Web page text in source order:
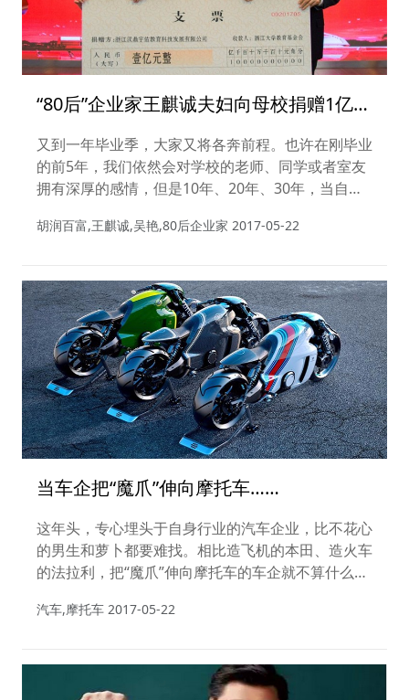
“80后”企业家王麒诚夫妇向母校捐赠1亿，
愿归来仍是鲜衣怒马
又到一年毕业季，大家又将各奔前程。也许在刚毕业
的前5年，我们依然会对学校的老师、同学或者室友
拥有深厚的感情，但是10年、20年、30年，当自己
有多少人会记得同窗同室的同学？又有多少人会回母
胡润百富,王麒诚,吴艳,80后企业家 2017-05-22
当车企把“魔爪”伸向摩托车……
这年头，专心埋头于自身行业的汽车企业，比不花心
的男生和萝卜都要难找。相比造飞机的本田、造火车
的法拉利，把“魔爪”伸向摩托车的车企就不算什么
汽车,摩托车 2017-05-22